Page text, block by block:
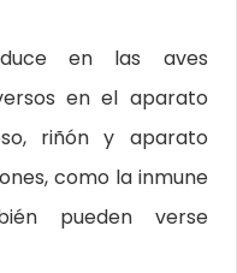
en las aves
en el aparato
riñón y aparato
como la inmune
pueden verse